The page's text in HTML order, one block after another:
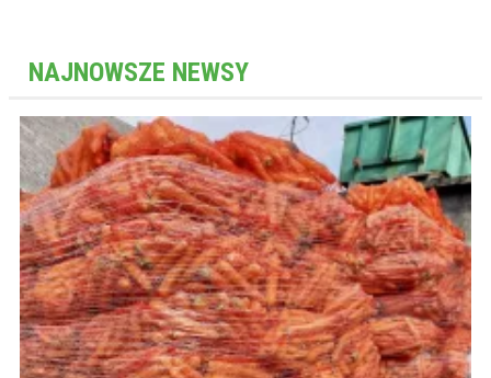
NAJNOWSZE NEWSY